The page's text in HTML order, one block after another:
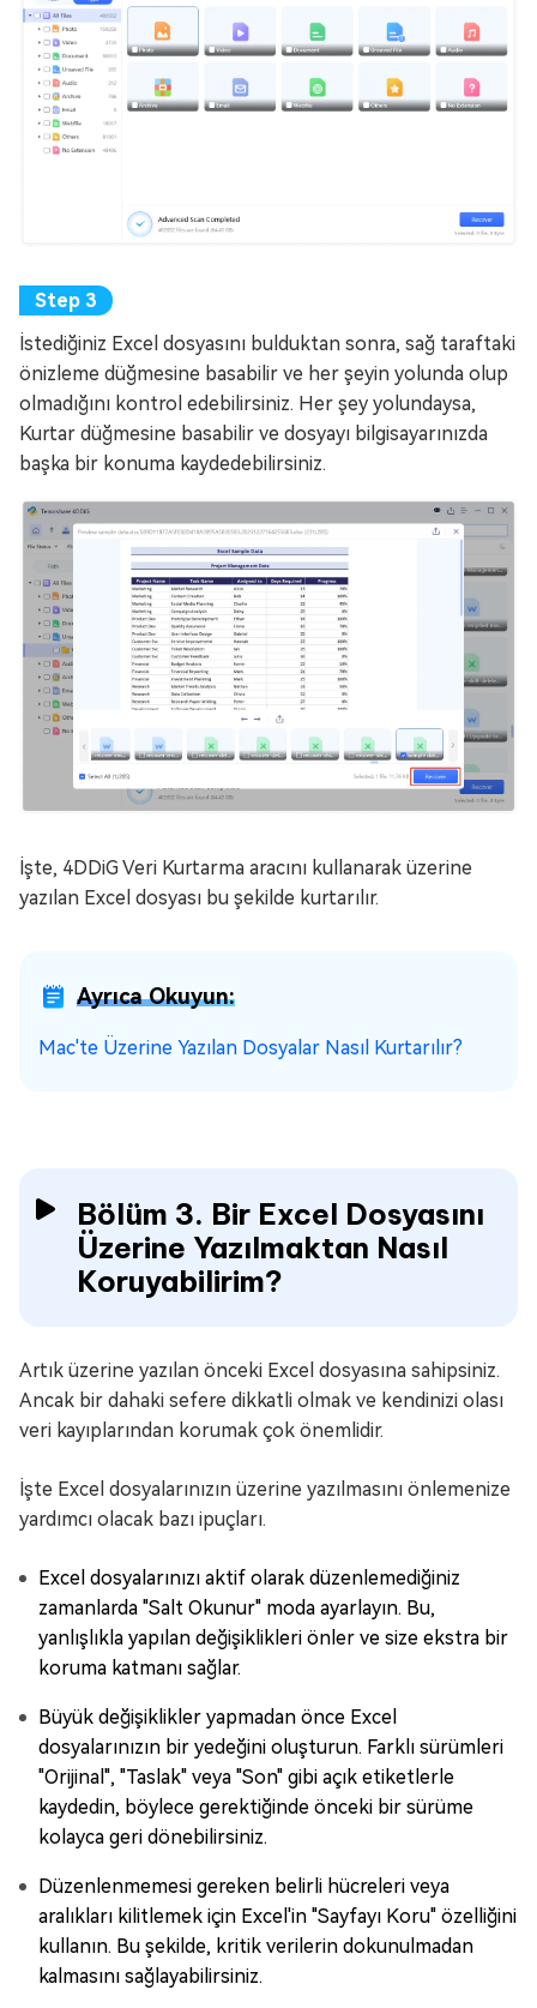
İstediğiniz Excel dosyasını bulduktan sonra, sağ taraftaki
önizleme düğmesine basabilir ve her şeyin yolunda olup
olmadığını kontrol edebilirsiniz. Her şey yolundaysa,
Kurtar düğmesine basabilir ve dosyayı bilgisayarınızda
başka bir konuma kaydedebilirsiniz.
İşte, 4DDiG Veri Kurtarma aracını kullanarak üzerine
yazılan Excel dosyası bu şekilde kurtarılır.
Ayrıca Okuyun:
Mac'te Üzerine Yazılan Dosyalar Nasıl Kurtarılır?
Bölüm 3. Bir Excel Dosyasını
Üzerine Yazılmaktan Nasıl
Koruyabilirim?
Artık üzerine yazılan önceki Excel dosyasına sahipsiniz.
Ancak bir dahaki sefere dikkatli olmak ve kendinizi olası
veri kayıplarından korumak çok önemlidir.
İşte Excel dosyalarınızın üzerine yazılmasını önlemenize
yardımcı olacak bazı ipuçları.
Excel dosyalarınızı aktif olarak düzenlemediğiniz
zamanlarda "Salt Okunur" moda ayarlayın. Bu,
yanlışlıkla yapılan değişiklikleri önler ve size ekstra bir
koruma katmanı sağlar.
Büyük değişiklikler yapmadan önce Excel
dosyalarınızın bir yedeğini oluşturun. Farklı sürümleri
"Orijinal", "Taslak" veya "Son" gibi açık etiketlerle
kaydedin, böylece gerektiğinde önceki bir sürüme
kolayca geri dönebilirsiniz.
Düzenlenmemesi gereken belirli hücreleri veya
aralıkları kilitlemek için Excel'in "Sayfayı Koru" özelliğini
kullanın. Bu şekilde, kritik verilerin dokunulmadan
kalmasını sağlayabilirsiniz.